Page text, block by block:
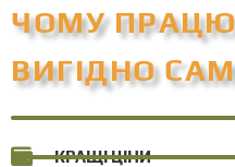
ЧОМУ
ВИГІДНО
КРАЩІ ЦІНИ